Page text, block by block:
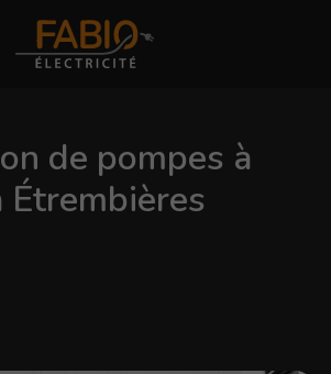
de pompes à
Étrembières